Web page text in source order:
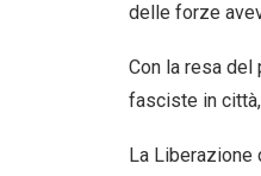
delle forze
Con la resa
fasciste in
La Liberazione